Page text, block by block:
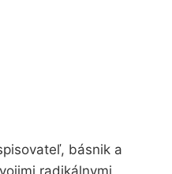
básnik a
radikálnymi